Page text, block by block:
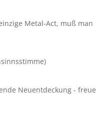
Metal-Act, muß man
Neuentdeckung - freue